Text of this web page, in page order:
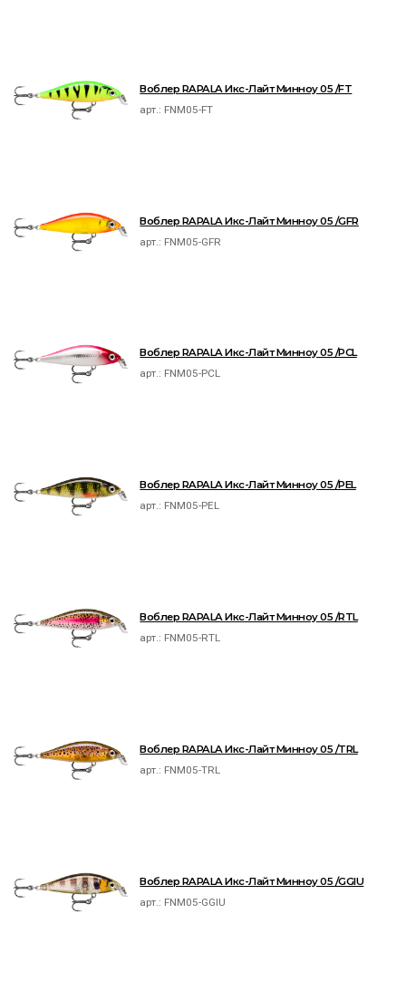
Воблер RAPALA Икс-Лайт Минноу 05 /FT
арт.: FNM05-FT
Воблер RAPALA Икс-Лайт Минноу 05 /GFR
арт.: FNM05-GFR
Воблер RAPALA Икс-Лайт Минноу 05 /PCL
арт.: FNM05-PCL
Воблер RAPALA Икс-Лайт Минноу 05 /PEL
арт.: FNM05-PEL
Воблер RAPALA Икс-Лайт Минноу 05 /RTL
арт.: FNM05-RTL
Воблер RAPALA Икс-Лайт Минноу 05 /TRL
арт.: FNM05-TRL
Воблер RAPALA Икс-Лайт Минноу 05 /GGIU
арт.: FNM05-GGIU